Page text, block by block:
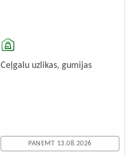
Ceļgalu uzlikas, gumijas
PAŅEMT 13.08.2026